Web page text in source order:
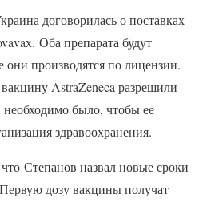
договорилась о поставках
Оба препарата будут
они производятся по лицензии.
AstraZeneca разрешили
необходимо было, чтобы ее
здравоохранения.
Степанов назвал новые сроки
дозу вакцины получат